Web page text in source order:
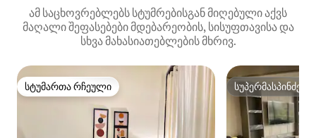
ამ საცხოვრებლებს სტუმრებისგან მიღებული აქვს
მაღალი შეფასებები მდებარეობის, სისუფთავისა და
სხვა მახასიათებლების მხრივ.
სტუმართა რჩეული
სტუმართა რჩეული